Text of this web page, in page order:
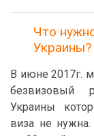
Что
Украины?
В июне 2017г.
безвизовый
Украины
виза не